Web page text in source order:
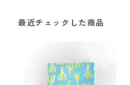
最近チェックした商品